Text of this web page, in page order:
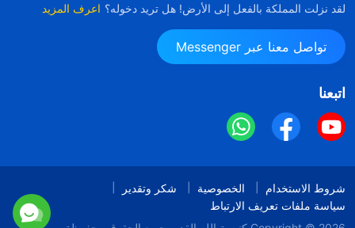
لقد نزلت المملكة بالفعل إلى الأرض! هل تريد دخوله؟ اعرف المزيد
تواصل معنا عبر Messenger
اتبعنا
شروط الاستخدام الخصوصية
شكر وتقدير
سياسة ملفات تعريف الارتباط